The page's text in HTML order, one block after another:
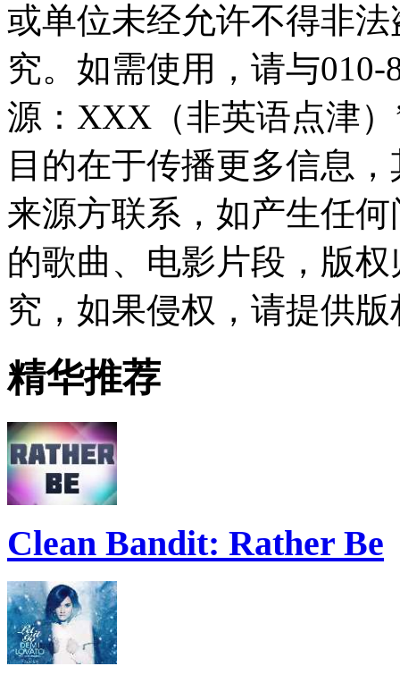
或单位未经允许不得非
究。如需使用，请与010-
源：XXX（非英语点津
目的在于传播更多信息
来源方联系，如产生任
的歌曲、电影片段，版
究，如果侵权，请提供
精华推荐
Clean Bandit: Rather Be